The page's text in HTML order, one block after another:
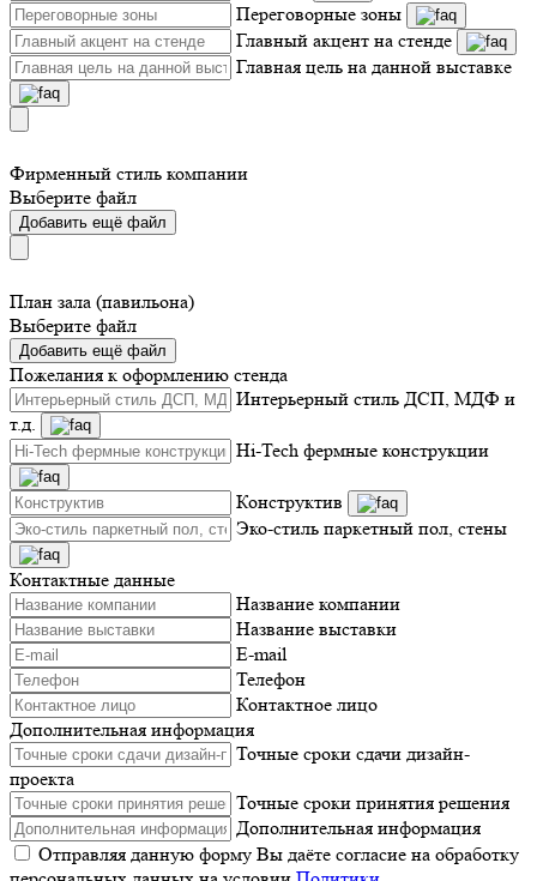
Переговорные зоны
Главный акцент на стенде
Главная цель на данной выставке
Фирменный стиль компании
Выберите файл
Добавить ещё файл
План зала (павильона)
Выберите файл
Добавить ещё файл
Пожелания к оформлению стенда
Интерьерный стиль ДСП, МДФ и
т.д.
Hi-Tech фермные конструкции
Конструктив
Эко-стиль паркетный пол, стены
Контактные данные
Название компании
Название выставки
E-mail
Телефон
Контактное лицо
Дополнительная информация
Точные сроки сдачи дизайн-
проекта
Точные сроки принятия решения
Дополнительная информация
Отправляя данную форму Вы даёте согласие на обработку